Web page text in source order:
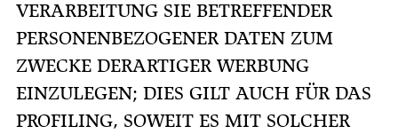
VERARBEITUNG SIE BETREFFENDER
PERSONENBEZOGENER DATEN ZUM
ZWECKE DERARTIGER WERBUNG
EINZULEGEN; DIES GILT AUCH FÜR DAS
PROFILING, SOWEIT ES MIT SOLCHER